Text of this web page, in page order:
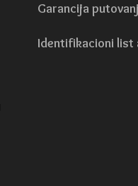
Garancija
Identifikacioni list